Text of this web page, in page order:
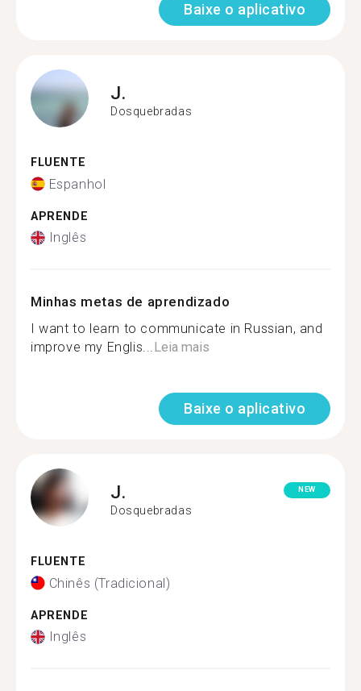
Baixe o aplicativo
J.
Dosquebradas
FLUENTE
Espanhol
APRENDE
Inglês
Minhas metas de aprendizado
I want to learn to communicate in Russian, and
improve my Englis...Leia mais
Baixe o aplicativo
J.
Dosquebradas
NEW
FLUENTE
Chinês (Tradicional)
APRENDE
Inglês